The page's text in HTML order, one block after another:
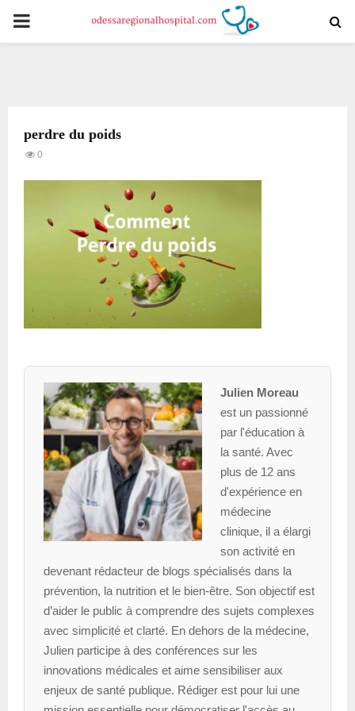
PRIMARY
perdre du poids
0
Julien Moreau
est un passionné
par l'éducation à
la santé. Avec
plus de 12 ans
d'expérience en
médecine
clinique, il a élargi
son activité en
devenant rédacteur de blogs spécialisés dans la
prévention, la nutrition et le bien-être. Son objectif est
d’aider le public à comprendre des sujets complexes
avec simplicité et clarté. En dehors de la médecine,
Julien participe à des conférences sur les
innovations médicales et aime sensibiliser aux
enjeux de santé publique. Rédiger est pour lui une